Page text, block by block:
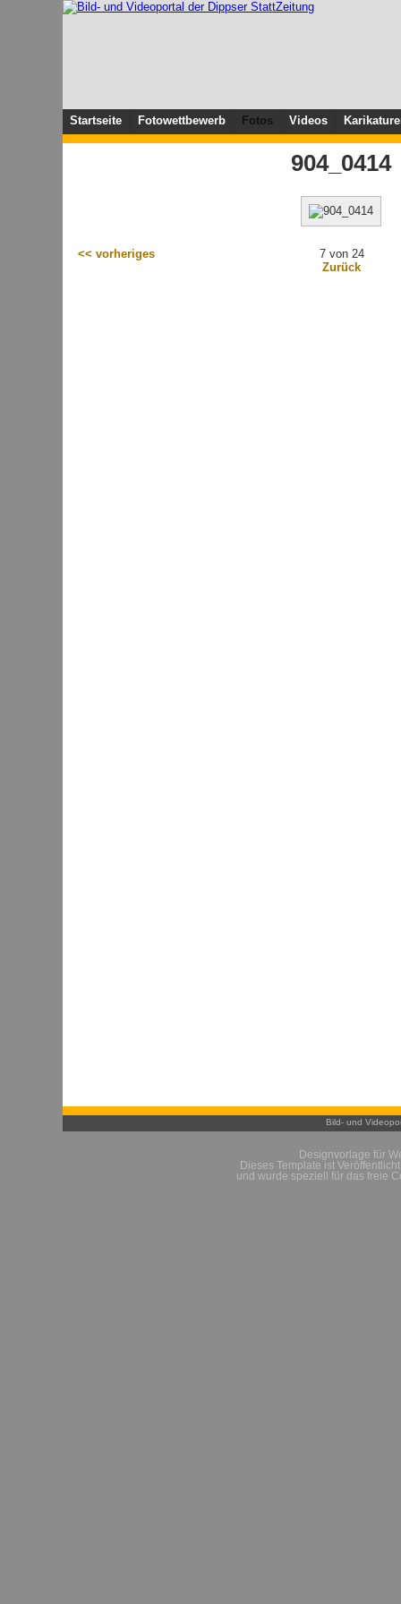
Startseite Fotowettbewerb Fotos Videos
904_0414
<< vorheriges
7 von 24
Zurück
Bild- und
Designvorlage für
Dieses Template ist
und wurde speziell für das freie